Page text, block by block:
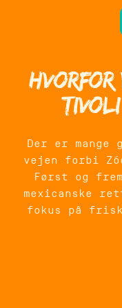
hvor den
du venter, og
med
grøntsager,
føles som
Hvorfor
Der er
vejen forbi
Først og
mexicanske
fokus på
kombinere